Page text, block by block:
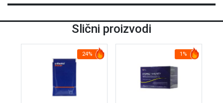
Slični proizvodi
24% 1%